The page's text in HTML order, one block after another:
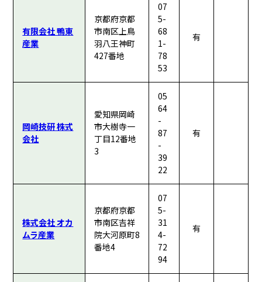
有限会社 鴨東
産業
京都府京都
市南区上鳥
羽八王神町
427番地
07
5-
68
1-
78
53
有
岡崎技研 株式
会社
愛知県岡崎
市大樹寺一
丁目12番地
3
05
64
-
87
-
39
22
有
株式会社 オカ
ムラ産業
京都府京都
市南区吉祥
院大河原町8
番地4
07
5-
31
4-
72
94
有